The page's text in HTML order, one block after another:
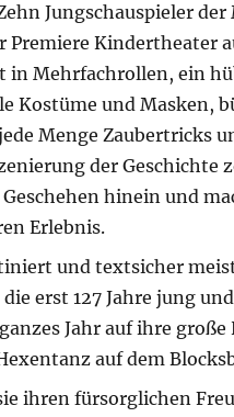
Jungschauspieler
Premiere Kindertheater
in Mehrfachrollen, ein
Kostüme und Masken,
Menge Zaubertricks
der Geschichte
hinein und
Erlebnis.
und textsicher
erst 127 Jahre jung
Jahr auf ihre
auf dem
ihren fürsorglichen